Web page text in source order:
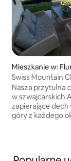
Mieszkanie w:
Bergheim
Swiss Mountain
sypialnia+sofa)
Nasza przytulna
w szwajcarskich
zapierające dech
góry z każdego